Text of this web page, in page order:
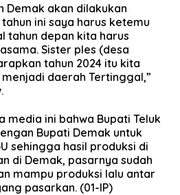
Demak akan dilakukan
ini saya harus ketemu
tahun depan kita harus
Sister ples (desa
tahun 2024 itu kita
daerah Tertinggal,”
ini bahwa Bupati Teluk
Bupati Demak untuk
sehingga hasil produksi di
di Demak, pasarnya sudah
mampu produksi lalu antar
pasarkan. (01-IP)